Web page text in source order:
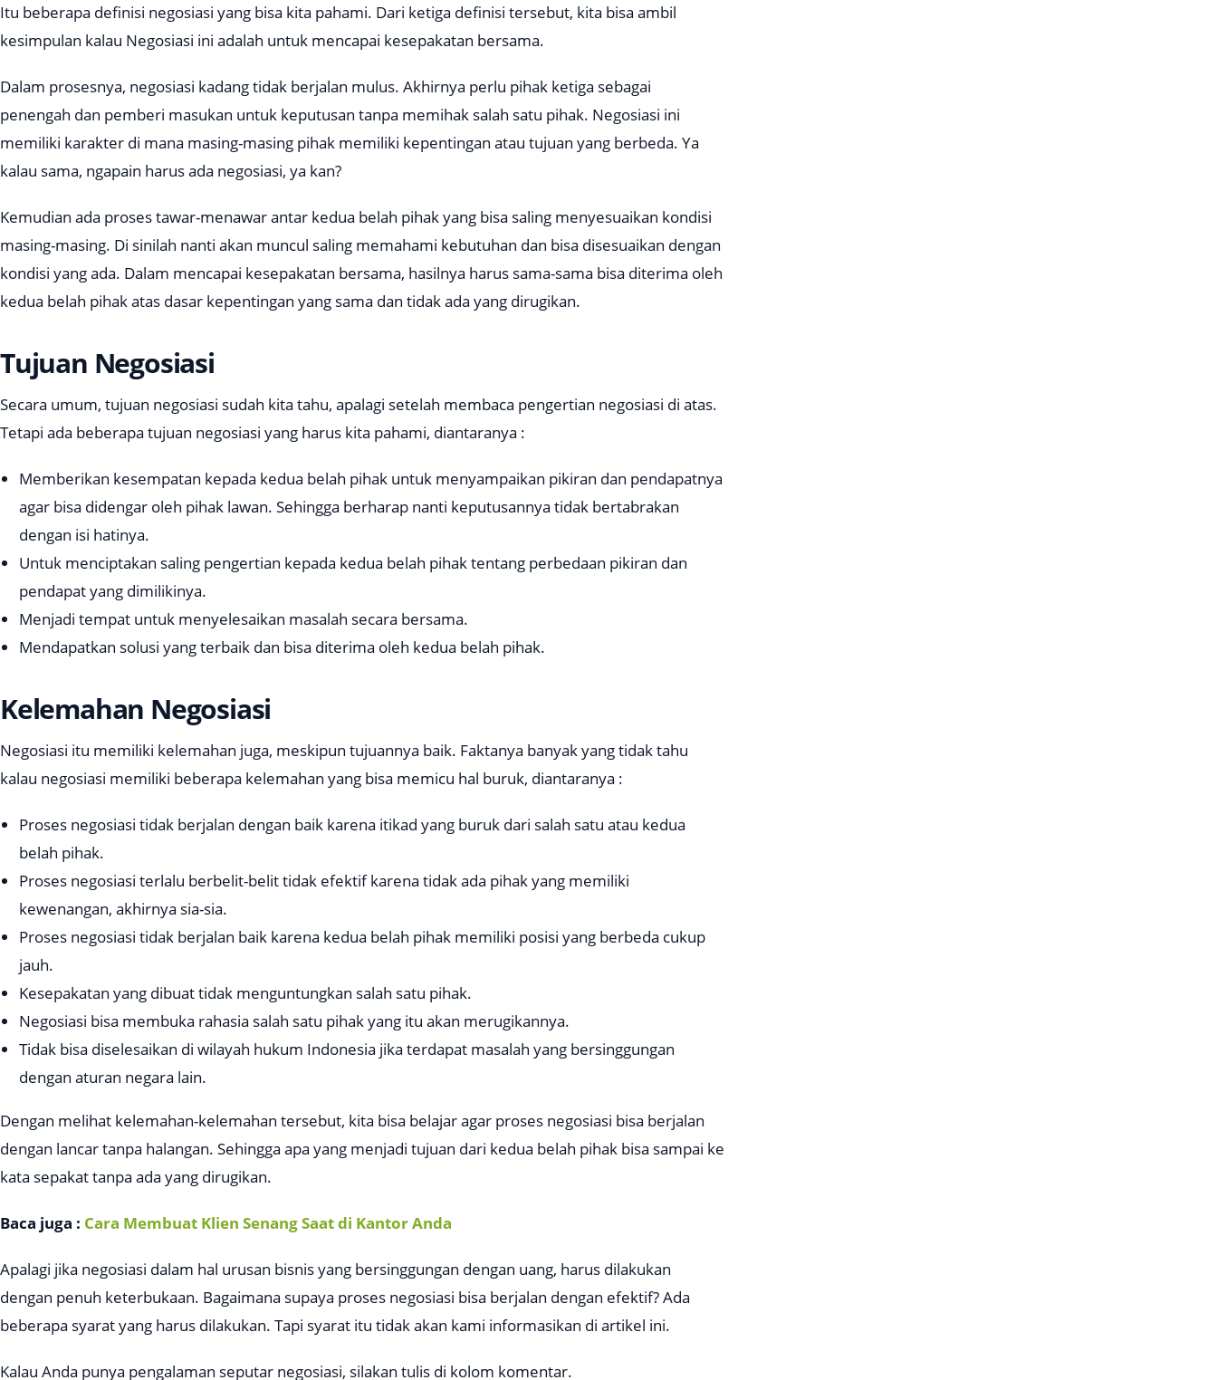
Itu beberapa definisi negosiasi yang bisa kita pahami. Dari ketiga definisi tersebut, kita bisa ambil
kesimpulan kalau Negosiasi ini adalah untuk mencapai kesepakatan bersama.
Dalam prosesnya, negosiasi kadang tidak berjalan mulus. Akhirnya perlu pihak ketiga sebagai
penengah dan pemberi masukan untuk keputusan tanpa memihak salah satu pihak. Negosiasi ini
memiliki karakter di mana masing-masing pihak memiliki kepentingan atau tujuan yang berbeda. Ya
kalau sama, ngapain harus ada negosiasi, ya kan?
Kemudian ada proses tawar-menawar antar kedua belah pihak yang bisa saling menyesuaikan kondisi
masing-masing. Di sinilah nanti akan muncul saling memahami kebutuhan dan bisa disesuaikan dengan
kondisi yang ada. Dalam mencapai kesepakatan bersama, hasilnya harus sama-sama bisa diterima oleh
kedua belah pihak atas dasar kepentingan yang sama dan tidak ada yang dirugikan.
Tujuan Negosiasi
Secara umum, tujuan negosiasi sudah kita tahu, apalagi setelah membaca pengertian negosiasi di atas.
Tetapi ada beberapa tujuan negosiasi yang harus kita pahami, diantaranya :
Memberikan kesempatan kepada kedua belah pihak untuk menyampaikan pikiran dan pendapatnya
agar bisa didengar oleh pihak lawan. Sehingga berharap nanti keputusannya tidak bertabrakan
dengan isi hatinya.
Untuk menciptakan saling pengertian kepada kedua belah pihak tentang perbedaan pikiran dan
pendapat yang dimilikinya.
Menjadi tempat untuk menyelesaikan masalah secara bersama.
Mendapatkan solusi yang terbaik dan bisa diterima oleh kedua belah pihak.
Kelemahan Negosiasi
Negosiasi itu memiliki kelemahan juga, meskipun tujuannya baik. Faktanya banyak yang tidak tahu
kalau negosiasi memiliki beberapa kelemahan yang bisa memicu hal buruk, diantaranya :
Proses negosiasi tidak berjalan dengan baik karena itikad yang buruk dari salah satu atau kedua
belah pihak.
Proses negosiasi terlalu berbelit-belit tidak efektif karena tidak ada pihak yang memiliki
kewenangan, akhirnya sia-sia.
Proses negosiasi tidak berjalan baik karena kedua belah pihak memiliki posisi yang berbeda cukup
jauh.
Kesepakatan yang dibuat tidak menguntungkan salah satu pihak.
Negosiasi bisa membuka rahasia salah satu pihak yang itu akan merugikannya.
Tidak bisa diselesaikan di wilayah hukum Indonesia jika terdapat masalah yang bersinggungan
dengan aturan negara lain.
Dengan melihat kelemahan-kelemahan tersebut, kita bisa belajar agar proses negosiasi bisa berjalan
dengan lancar tanpa halangan. Sehingga apa yang menjadi tujuan dari kedua belah pihak bisa sampai ke
kata sepakat tanpa ada yang dirugikan.
Baca juga : Cara Membuat Klien Senang Saat di Kantor Anda
Apalagi jika negosiasi dalam hal urusan bisnis yang bersinggungan dengan uang, harus dilakukan
dengan penuh keterbukaan. Bagaimana supaya proses negosiasi bisa berjalan dengan efektif? Ada
beberapa syarat yang harus dilakukan. Tapi syarat itu tidak akan kami informasikan di artikel ini.
Kalau Anda punya pengalaman seputar negosiasi, silakan tulis di kolom komentar.